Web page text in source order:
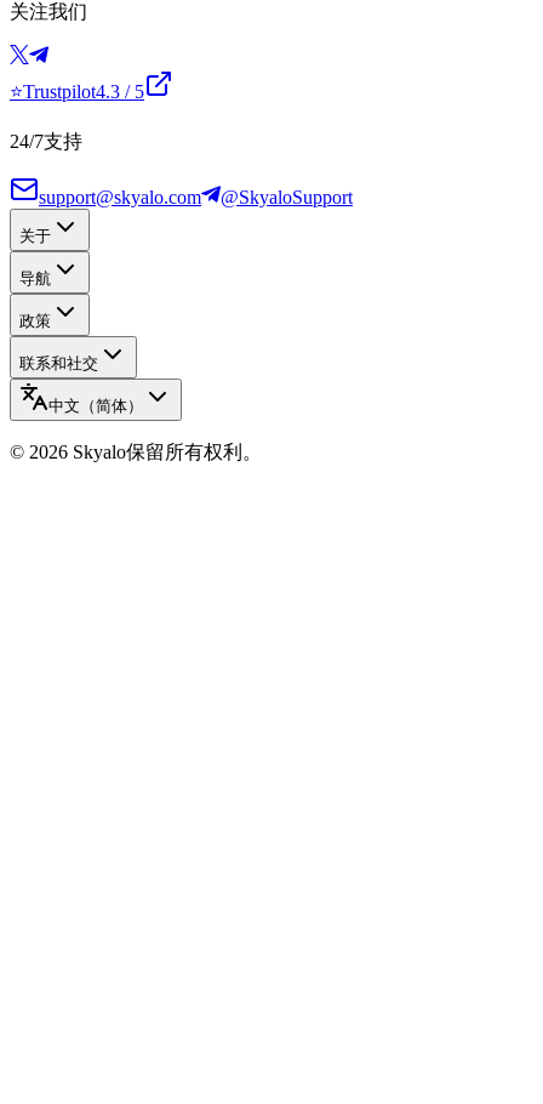
关注我们
⭐Trustpilot4.3 / 5
24/7支持
support@skyalo.com @SkyaloSupport
关于
导航
政策
联系和社交
中文（简体）
© 2026 Skyalo保留所有权利。